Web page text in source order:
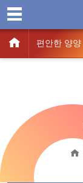
편안한 양양